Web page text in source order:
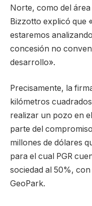
Norte, como del
Bizzotto explicó que
estaremos
concesión no
desarrollo».
Precisamente, la
kilómetros
realizar un pozo en
parte del
millones de dólares
para el cual PGR
sociedad al 50%,
GeoPark.